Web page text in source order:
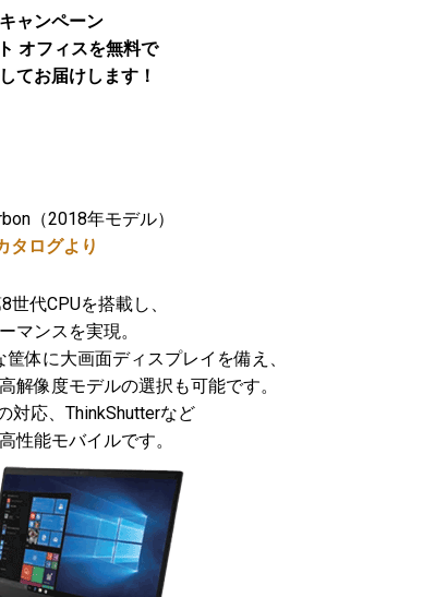
ャンペーン
オフィスを無料で
てお届けします！
（2018年モデル）
タログより
代CPUを搭載し、
マンスを実現。
体に大画面ディスプレイを備え、
解像度モデルの選択も可能です。
対応、ThinkShutterなど
性能モバイルです。